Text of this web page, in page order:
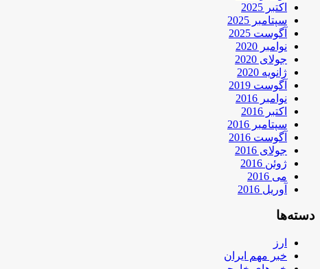
اکتبر 2025
سپتامبر 2025
آگوست 2025
نوامبر 2020
جولای 2020
ژانویه 2020
آگوست 2019
نوامبر 2016
اکتبر 2016
سپتامبر 2016
آگوست 2016
جولای 2016
ژوئن 2016
می 2016
آوریل 2016
دسته‌ها
ارز
خبر مهم ایران